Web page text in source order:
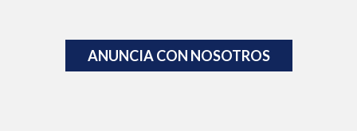
ANUNCIA CON NOSOTROS